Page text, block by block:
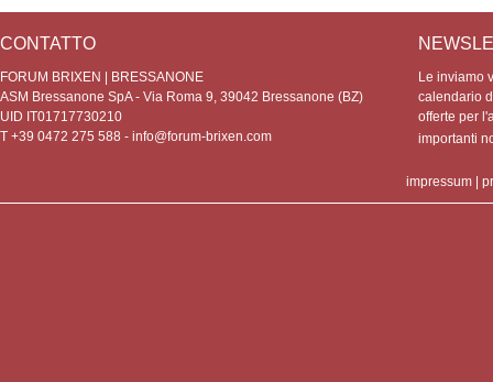
CONTATTO
FORUM BRIXEN | BRESSANONE
ASM Bressanone SpA - Via Roma 9, 39042 Bressanone (BZ)
UID IT01717730210
T +39 0472 275 588 - info@forum-brixen.com
Le inviamo
calendario
offerte per
importanti
impressum